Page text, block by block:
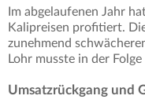
Im abgelaufenen Jahr
Kalipreisen profitiert.
zunehmend
Lohr musste in der
Umsatzrückgang und